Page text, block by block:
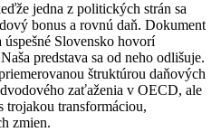
jedna z politických strán sa
bonus a rovnú daň. Dokument
Slovensko hovorí
predstava sa od neho odlišuje.
štruktúrou daňových
zaťaženia v OECD, ale
trojakou transformáciou,
zmien.